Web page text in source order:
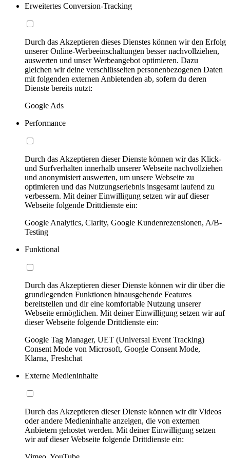
Erweitertes Conversion-Tracking
Durch das Akzeptieren dieses Dienstes können wir den Erfolg
unserer Online-Werbeeinschaltungen besser nachvollziehen,
auswerten und unser Werbeangebot optimieren. Dazu
gleichen wir deine verschlüsselten personenbezogenen Daten
mit folgenden externen Anbietenden ab, sofern du deren
Dienste bereits nutzt:
Google Ads
Performance
Durch das Akzeptieren dieser Dienste können wir das Klick-
und Surfverhalten innerhalb unserer Webseite nachvollziehen
und anonymisiert auswerten, um unsere Webseite zu
optimieren und das Nutzungserlebnis insgesamt laufend zu
verbessern. Mit deiner Einwilligung setzen wir auf dieser
Webseite folgende Drittdienste ein:
Google Analytics, Clarity, Google Kundenrezensionen, A/B-
Testing
Funktional
Durch das Akzeptieren dieser Dienste können wir dir über die
grundlegenden Funktionen hinausgehende Features
bereitstellen und dir eine komfortable Nutzung unserer
Webseite ermöglichen. Mit deiner Einwilligung setzen wir auf
dieser Webseite folgende Drittdienste ein:
Google Tag Manager, UET (Universal Event Tracking)
Consent Mode von Microsoft, Google Consent Mode,
Klarna, Freshchat
Externe Medieninhalte
Durch das Akzeptieren dieser Dienste können wir dir Videos
oder andere Medieninhalte anzeigen, die von externen
Anbietern gehostet werden. Mit deiner Einwilligung setzen
wir auf dieser Webseite folgende Drittdienste ein: